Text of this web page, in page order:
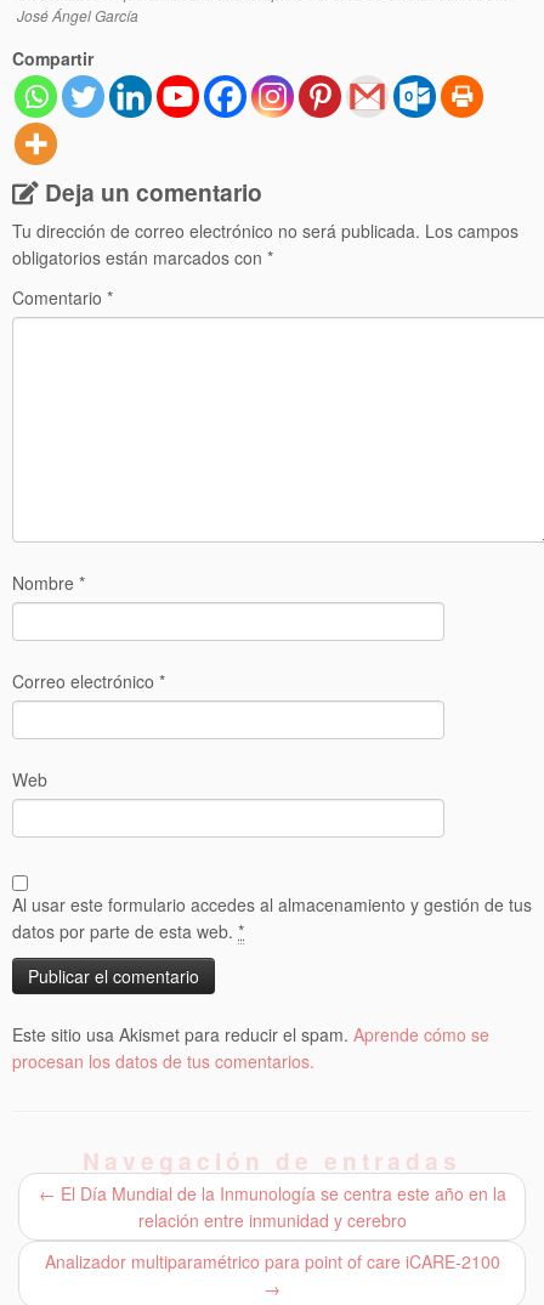
José Ángel García
Compartir
Deja un comentario
Tu dirección de correo electrónico no será publicada. Los campos
obligatorios están marcados con *
Comentario *
Nombre *
Correo electrónico *
Web
Al usar este formulario accedes al almacenamiento y gestión de tus
datos por parte de esta web. *
Este sitio usa Akismet para reducir el spam. Aprende cómo se
procesan los datos de tus comentarios.
Navegación de entradas
← El Día Mundial de la Inmunología se centra este año en la
relación entre inmunidad y cerebro
Analizador multiparamétrico para point of care iCARE-2100
→